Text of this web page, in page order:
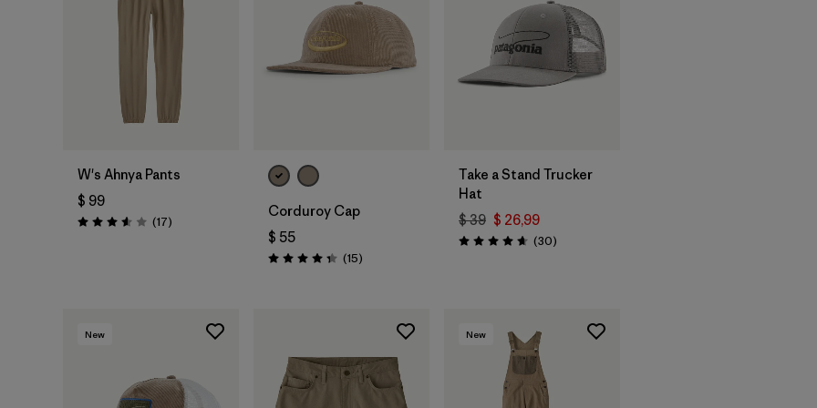
W's Ahnya Pants
$ 99
Valoración: 3.6 / 5
(17Comentarios
)
Corduroy Cap
$ 55
Valoración: 4.3 / 5
(15Comentarios
)
Take a Stand Trucker
Hat
$ 39 $ 26,99
Valoración: 4.6 / 5
(30Comentarios
)
New New